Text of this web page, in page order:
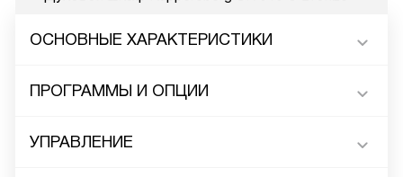
ОСНОВНЫЕ ХАРАКТЕРИСТИКИ
ПРОГРАММЫ И ОПЦИИ
УПРАВЛЕНИЕ